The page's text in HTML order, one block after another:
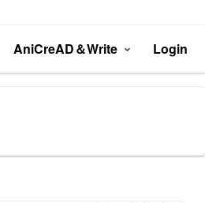
AniCreAD＆Write Login